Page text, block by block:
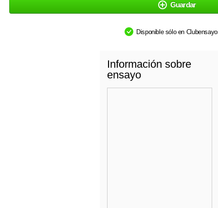
Guardar
Disponible sólo en
Información sobre
ensayo